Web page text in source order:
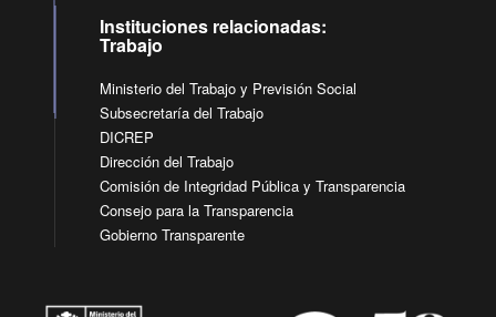
Instituciones relacionadas:
Trabajo
Ministerio del Trabajo y Previsión Social
Subsecretaría del Trabajo
DICREP
Dirección del Trabajo
Comisión de Integridad Pública y Transparencia
Consejo para la Transparencia
Gobierno Transparente